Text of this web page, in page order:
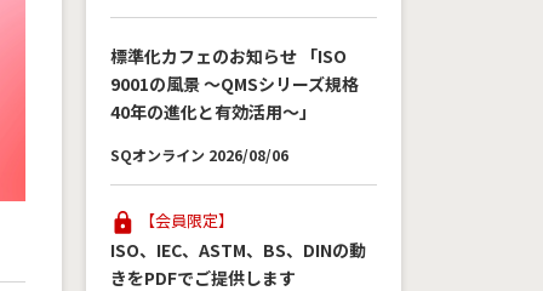
標準化カフェのお知らせ 「ISO
9001の風景 ～QMSシリーズ規格
40年の進化と有効活用～」
SQオンライン 2026/08/06
【会員限定】
ISO、IEC、ASTM、BS、DINの動
きをPDFでご提供します